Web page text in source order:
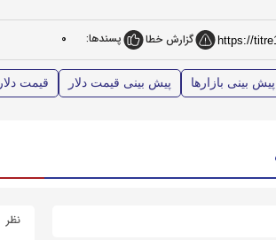
گزارش خطا پسندها: 0
پیش بینی بازارها پیش بینی قیمت دلار قیمت دلار